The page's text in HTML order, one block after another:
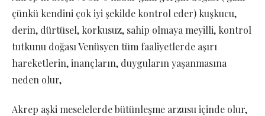
çünkü kendini çok iyi şekilde kontrol eder) kuşkucu,
derin, dürtüsel, korkusuz, sahip olmaya meyilli, kontrol
tutkunu doğası Venüsyen tüm faaliyetlerde aşırı
hareketlerin, inançların, duyguların yaşanmasına
neden olur,
Akrep aşki meselelerde bütünleşme arzusu içinde olur,